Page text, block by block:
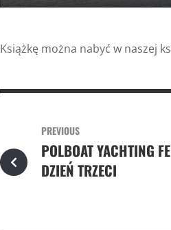
Książkę można nabyć w naszej
PREVIOUS
POLBOAT YACHTING
DZIEŃ TRZECI